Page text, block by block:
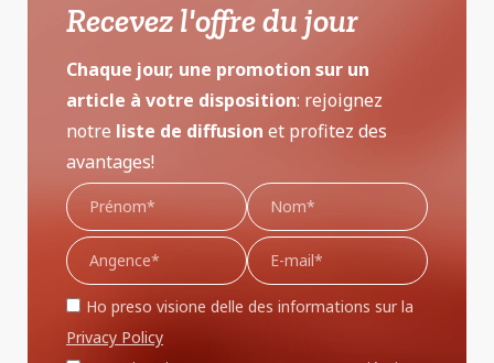
Recevez l'offre du jour
Chaque jour, une promotion sur un
article à votre disposition: rejoignez
notre liste de diffusion et profitez des
avantages!
Ho preso visione delle des informations sur la
Privacy Policy